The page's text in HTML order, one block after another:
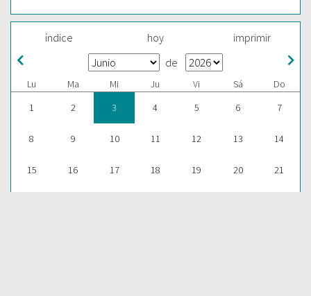
índice hoy imprimir
de
Lu Ma Mi Ju Vi Sá
Do
1
2 3 4 5 6 7
8 9 10 11 12 13 14
15 16 17 18 19 20 21